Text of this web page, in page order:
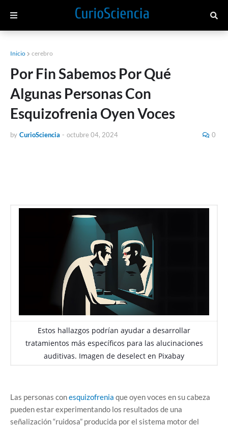
Inicio cerebro
Por Fin Sabemos Por Qué
Algunas Personas Con
Esquizofrenia Oyen Voces
by CurioSciencia - octubre 04, 2024 0
Estos hallazgos podrían ayudar a desarrollar
tratamientos más específicos para las alucinaciones
auditivas. Imagen de deselect en Pixabay
Las personas conesquizofrenia que oyen voces en su cabeza
pueden estar experimentando los resultados de una
señalización “ruidosa” producida por el sistema motor del